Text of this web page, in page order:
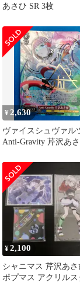
あさひ SR 3枚
¥ 2,630
ヴァイスシュヴァル
Anti-Gravity 芹沢あさ
ISC/SE53-35SP
¥2,100
シャニマス 芹沢あさ
ポプマス アクリルス